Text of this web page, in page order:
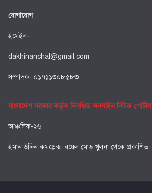
যোগাযোগ
ইমেইল-
dakhinanchal@gmail.com
সম্পাদক- ০১৭১১৩০৮৫৮৩
বাংলাদেশ সরকার কর্তৃক নিবন্ধিত অনলাইন নিউজ পোর্টাল
আঞ্চলিক-২৬
ইমান উদ্দিন কমপ্লেক্স, রয়েল মোড় খুলনা থেকে প্রকাশিত